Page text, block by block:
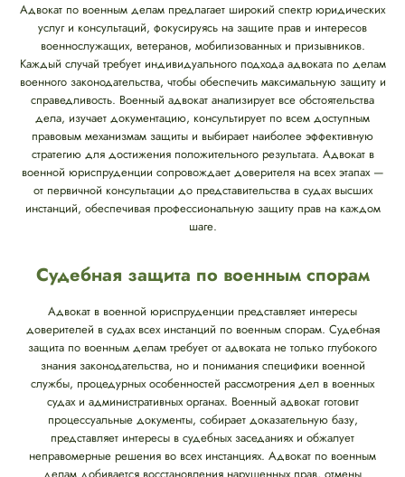
Адвокат по военным делам предлагает широкий спектр юридических
услуг и консультаций, фокусируясь на защите прав и интересов
военнослужащих, ветеранов, мобилизованных и призывников.
Каждый случай требует индивидуального подхода адвоката по делам
военного законодательства, чтобы обеспечить максимальную защиту и
справедливость. Военный адвокат анализирует все обстоятельства
дела, изучает документацию, консультирует по всем доступным
правовым механизмам защиты и выбирает наиболее эффективную
стратегию для достижения положительного результата. Адвокат в
военной юриспруденции сопровождает доверителя на всех этапах —
от первичной консультации до представительства в судах высших
инстанций, обеспечивая профессиональную защиту прав на каждом
шаге.
Судебная защита по военным спорам
Адвокат в военной юриспруденции представляет интересы
доверителей в судах всех инстанций по военным спорам. Судебная
защита по военным делам требует от адвоката не только глубокого
знания законодательства, но и понимания специфики военной
службы, процедурных особенностей рассмотрения дел в военных
судах и административных органах. Военный адвокат готовит
процессуальные документы, собирает доказательную базу,
представляет интересы в судебных заседаниях и обжалует
неправомерные решения во всех инстанциях. Адвокат по военным